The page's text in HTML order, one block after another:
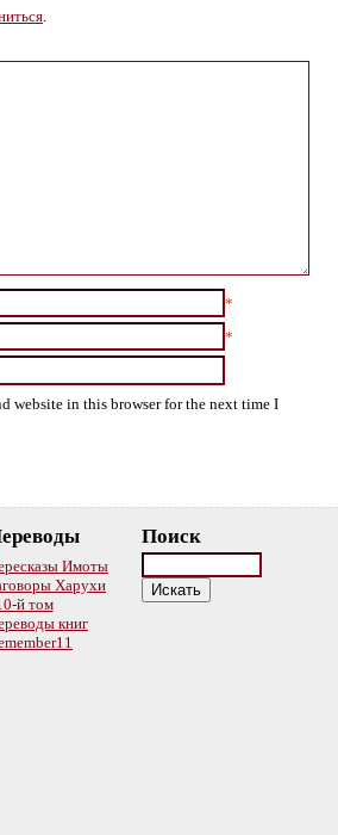
*
*
website in this browser for the next time I
Имоты
Харухи
й том
книг
Поиск